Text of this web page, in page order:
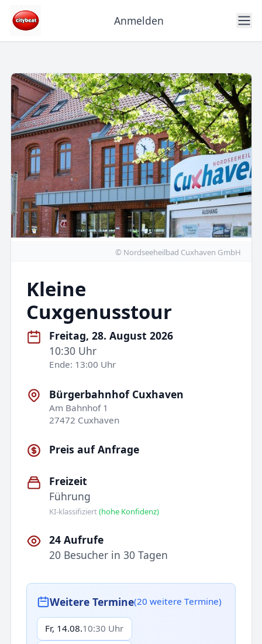
Anmelden
© Nordseeheilbad Cuxhaven GmbH
Kleine
Cuxgenusstour
Freitag, 28. August 2026
10:30 Uhr
Ende: 13:00 Uhr
Bürgerbahnhof Cuxhaven
Am Bahnhof 1
27472 Cuxhaven
Preis auf Anfrage
Freizeit
Führung
KI-klassifiziert(hohe Konfidenz)
24 Aufrufe
20 Besucher in 30 Tagen
Weitere Termine(20 weitere Termine)
Fr, 14.08.10:30 Uhr